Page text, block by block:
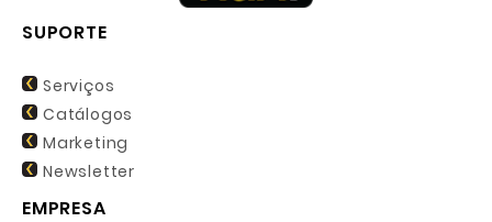
SUPORTE
Serviços
Catálogos
Marketing
Newsletter
EMPRESA